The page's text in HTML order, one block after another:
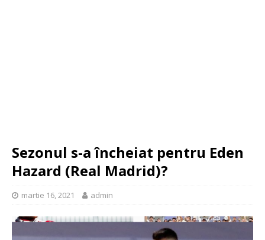
Sezonul s-a încheiat pentru Eden
Hazard (Real Madrid)?
martie 16, 2021 admin